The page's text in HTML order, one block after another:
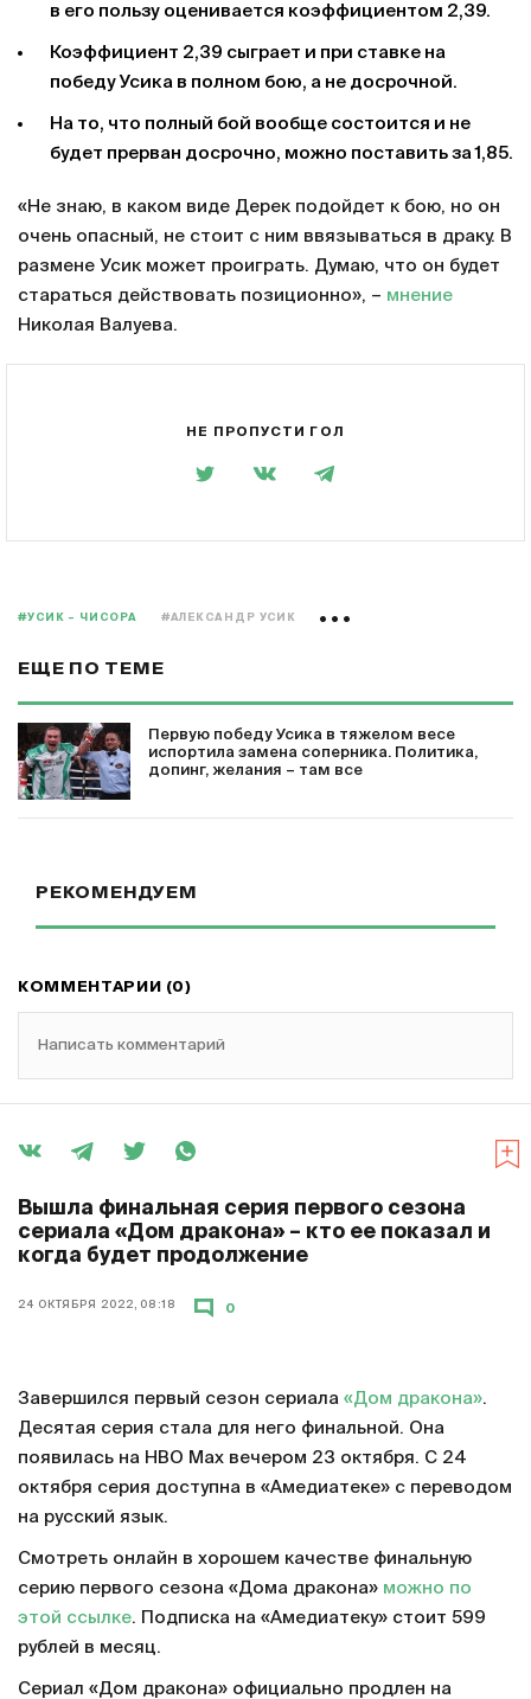
в его пользу оценивается коэффициентом 2,39.
Коэффициент 2,39 сыграет и при ставке на
победу Усика в полном бою, а не досрочной.
На то, что полный бой вообще состоится и не
будет прерван досрочно, можно поставить за 1,85.
«Не знаю, в каком виде Дерек подойдет к бою, но он
очень опасный, не стоит с ним ввязываться в драку. В
размене Усик может проиграть. Думаю, что он будет
стараться действовать позиционно», – мнение
Николая Валуева.
НЕ ПРОПУСТИ ГОЛ
#УСИК – ЧИСОРА #АЛЕКСАНДР УСИК
ЕЩЕ ПО ТЕМЕ
Первую победу Усика в тяжелом весе
испортила замена соперника. Политика,
допинг, желания – там все
РЕКОМЕНДУЕМ
КОММЕНТАРИИ (0)
Написать комментарий
Вышла финальная серия первого сезона
сериала «Дом дракона» – кто ее показал и
когда будет продолжение
24 ОКТЯБРЯ 2022, 08:18 0
Завершился первый сезон сериала «Дом дракона».
Десятая серия стала для него финальной. Она
появилась на HBO Max вечером 23 октября. С 24
октября серия доступна в «Амедиатеке» с переводом
на русский язык.
Смотреть онлайн в хорошем качестве финальную
серию первого сезона «Дома дракона» можно по
этой ссылке. Подписка на «Амедиатеку» стоит 599
рублей в месяц.
Сериал «Дом дракона» официально продлен на